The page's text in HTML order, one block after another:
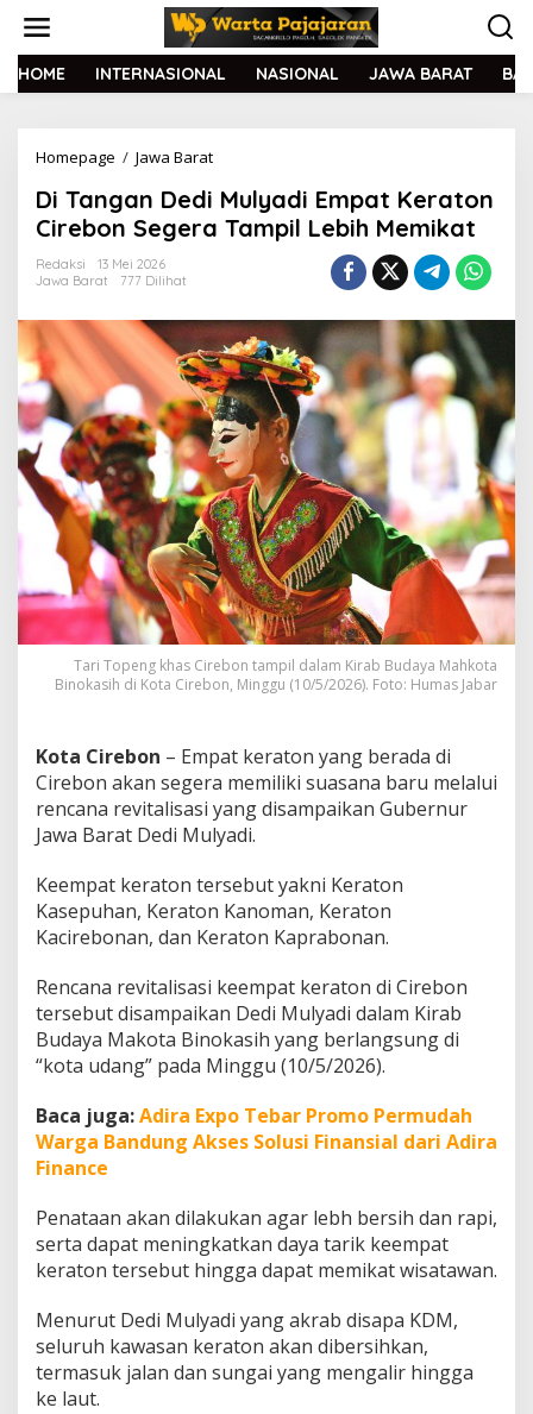
t
HOME INTERNASIONAL NASIONAL JAWA BARAT
Homepage / Jawa Barat
a
n
D
e
d
i
M
u
l
y
a
d
i
E
m
p
a
t
K
e
t
o
C
i
e
b
n
e
g
e
r
a
a
m
L
e
b
h
M
e
m
Di Tangan Dedi Mulyadi Empat Keraton
Cirebon Segera Tampil Lebih Memikat
Redaksi
13 Mei 2026
Jawa Barat
777 Dilihat
Tari Topeng khas Cirebon tampil dalam Kirab Budaya Mahkota
Binokasih di Kota Cirebon, Minggu (10/5/2026). Foto: Humas Jabar
Kota Cirebon – Empat keraton yang berada di
Cirebon akan segera memiliki suasana baru melalui
rencana revitalisasi yang disampaikan Gubernur
Jawa Barat Dedi Mulyadi.
Keempat keraton tersebut yakni Keraton
Kasepuhan, Keraton Kanoman, Keraton
Kacirebonan, dan Keraton Kaprabonan.
Rencana revitalisasi keempat keraton di Cirebon
tersebut disampaikan Dedi Mulyadi dalam Kirab
Budaya Makota Binokasih yang berlangsung di
“kota udang” pada Minggu (10/5/2026).
Baca juga:Adira Expo Tebar Promo Permudah
Warga Bandung Akses Solusi Finansial dari Adira
Finance
Penataan akan dilakukan agar lebh bersih dan rapi,
serta dapat meningkatkan daya tarik keempat
keraton tersebut hingga dapat memikat wisatawan.
Menurut Dedi Mulyadi yang akrab disapa KDM,
seluruh kawasan keraton akan dibersihkan,
termasuk jalan dan sungai yang mengalir hingga
ke laut.